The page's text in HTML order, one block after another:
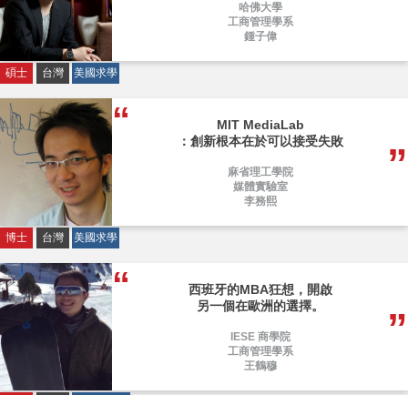
哈佛大學
工商管理學系
鍾子偉
碩士 台灣 美國求學
MIT MediaLab
：創新根本在於可以接受失敗
麻省理工學院
媒體實驗室
李務熙
博士 台灣 美國求學
西班牙的MBA狂想，開啟
另一個在歐洲的選擇。
IESE 商學院
工商管理學系
王鶴穆